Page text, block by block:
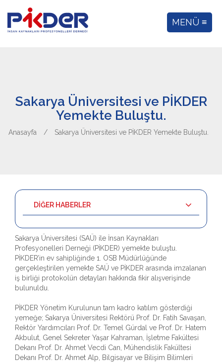
MENÜ ≡
Sakarya Üniversitesi ve PİKDER
Yemekte Buluştu.
Anasayfa / Sakarya Üniversitesi ve PİKDER Yemekte Buluştu.
DİĞER HABERLER
Sakarya Üniversitesi (SAÜ) ile İnsan Kaynakları
Profesyonelleri Derneği (PİKDER) yemekte buluştu.
PİKDER’in ev sahipliğinde 1. OSB Müdürlüğünde
gerçekleştirilen yemekte SAÜ ve PİKDER arasında imzalanan
iş birliği protokolün detayları hakkında fikir alışverişinde
bulunuldu.
PİKDER Yönetim Kurulunun tam kadro katılım gösterdiği
yemeğe; Sakarya Üniversitesi Rektörü Prof. Dr. Fatih Savaşan,
Rektör Yardımcıları Prof. Dr. Temel Gürdal ve Prof. Dr. Hatem
Akbulut, Genel Sekreter Yaşar Kahraman, İşletme Fakültesi
Dekanı Prof. Dr. Ahmet Vecdi Can, Mühendislik Fakültesi
Dekanı Prof. Dr. Ahmet Alp, Bilgisayar ve Bilişim Bilimleri